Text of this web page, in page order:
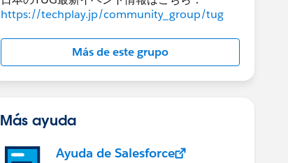
https://techplay.jp/community_group/tug
Más de este grupo
Más ayuda
Ayuda de Salesforce